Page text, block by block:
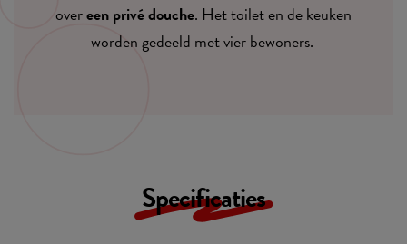
overeen privé douche. Het toilet en de keuken
worden gedeeld met vier bewoners.
Specificaties